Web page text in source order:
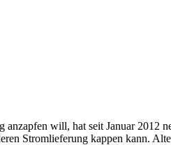
anzapfen will, hat seit Januar 2012
Stromlieferung kappen kann.